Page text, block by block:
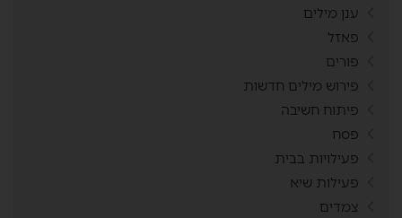
ענן מילים
פאזל
פורים
פירוש מילים חדשות
פיתוח חשיבה
פסח
פעילויות בבית
פעילות שיא
צמדים